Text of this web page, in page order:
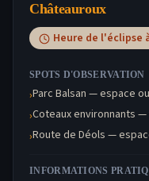
Châteauroux
Heure de l'éclipse
SPOTS D'OBSERVATION
›Parc Balsan — espace
›Coteaux environnants
›Route de Déols —
INFORMATIONS